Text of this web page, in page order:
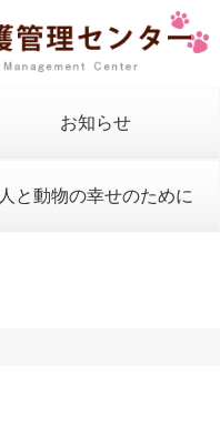
お知らせ
人と動物の幸せのために